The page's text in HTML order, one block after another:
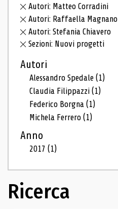
Autori: Matteo Corradini
Autori: Raffaella Magnano
Autori: Stefania Chiavero
Sezioni: Nuovi progetti
Autori
Alessandro Spedale(1)
Claudia Filippazzi(1)
Federico Borgna(1)
Michela Ferrero(1)
Anno
2017(1)
Ricerca